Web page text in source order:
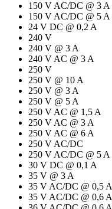
150 V AC/DC @ 3 A
150 V AC/DC @ 5 A
24 V DC @ 0,2 A
240 V
240 V @ 3 A
240 V AC @ 3 A
250 V
250 V @ 10 A
250 V @ 3 A
250 V @ 5 A
250 V AC @ 1,5 A
250 V AC @ 3 A
250 V AC @ 6 A
250 V AC/DC
250 V AC/DC @ 5 A
30 V DC @ 0,1 A
35 V @ 3 A
35 V AC/DC @ 0,5 A
35 V AC/DC @ 0,6 A